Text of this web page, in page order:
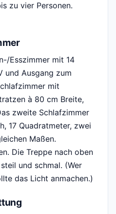
zu vier Personen.
Esszimmer mit 14
und Ausgang zum
mit
à 80 cm Breite,
zweite Schlafzimmer
17 Quadratmeter, zwei
Maßen.
Die Treppe nach oben
und schmal. (Wer
das Licht anmachen.)